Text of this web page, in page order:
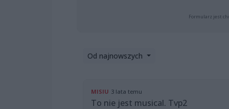
Formularz jest
Od najnowszych
MISIU 3 lata temu
To nie jest musical. Tvp2